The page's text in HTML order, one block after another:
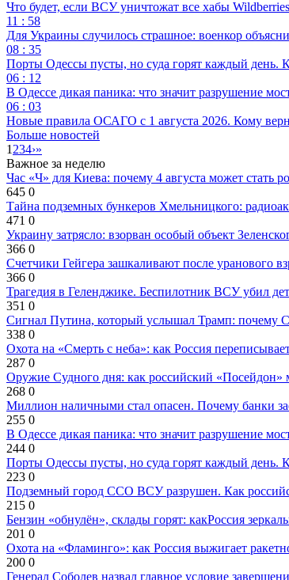
Что будет, если ВСУ уничтожат все хабы
11 : 58
Для Украины случилось страшное: военкор
08 : 35
Порты Одессы пусты, но суда горят каждый день.
06 : 12
В Одессе дикая паника: что значит разрушение
06 : 03
Новые правила ОСАГО с 1 августа 2026. Кому
Больше новостей
1 234›»
Важное за неделю
Час «Ч» для Киева: почему 4 августа может стать
645 0
Тайна подземных бункеров Хмельницкого:
471 0
Украину затрясло: взорван особый объект
366 0
Счетчики Гейгера зашкаливают после уранового
366 0
Трагедия в Геленджике. Беспилотник ВСУ убил
351 0
Сигнал Путина, который услышал Трамп: почему
338 0
Охота на «Смерть с неба»: как Россия
287 0
Оружие Судного дня: как российский «Посейдон»
268 0
Миллион наличными стал опасен. Почему банки
255 0
В Одессе дикая паника: что значит разрушение
244 0
Порты Одессы пусты, но суда горят каждый день.
223 0
Подземный город ССО ВСУ разрушен. Как
215 0
Бензин «обнулён», склады горят: какРоссия
201 0
Охота на «Фламинго»: как Россия выжигает
200 0
Генерал Соболев назвал главное условие